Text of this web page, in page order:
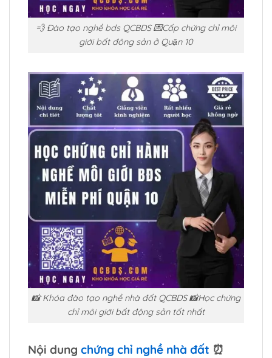
💨 Đào tạo nghề bds QCBDS 💌Cấp chứng chỉ môi
giới bất đông sản ở Quận 10
📸 Khóa đào tạo nghề nhà đất QCBDS 📸Học chứng
chỉ môi giới bất động sản tốt nhất
Nội dung chứng chỉ nghề nhà đất ⏰